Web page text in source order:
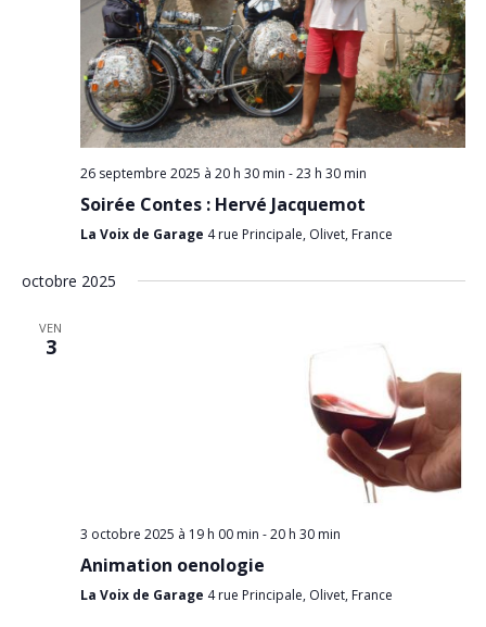
n
p
a
r
c
o
i
o
n
s
v
u
e
s
É
v
è
n
26 septembre 2025 à 20 h 30 min -23 h 30 min
Soirée Contes : Hervé Jacquemot
La Voix de Garage 4 rue Principale, Olivet, France
octobre 2025
VEN
3
3 octobre 2025 à 19 h 00 min -20 h 30 min
Animation oenologie
La Voix de Garage 4 rue Principale, Olivet, France